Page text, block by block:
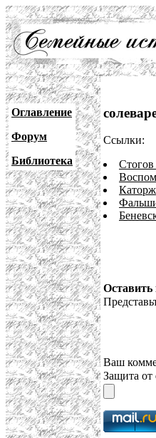
Оглавление
Форум
Библиотека
Ссылки:
Ваш
Защита от